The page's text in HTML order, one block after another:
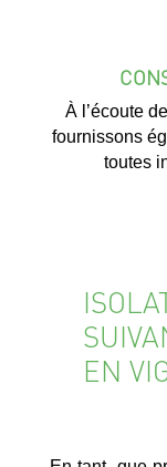
À l’écoute
fournissons
toutes
EN